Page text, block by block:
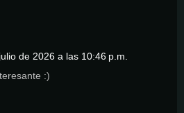
de 2026 a las 10:46 p.m.
:)